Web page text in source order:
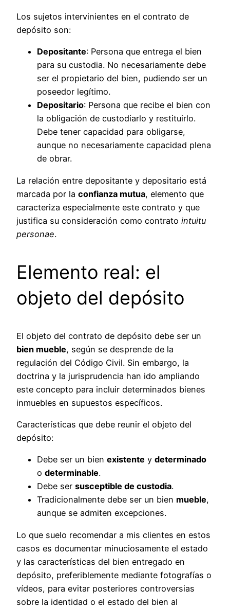
Los sujetos intervinientes en el contrato de
depósito son:
Depositante: Persona que entrega el bien
para su custodia. No necesariamente debe
ser el propietario del bien, pudiendo ser un
poseedor legítimo.
Depositario: Persona que recibe el bien con
la obligación de custodiarlo y restituirlo.
Debe tener capacidad para obligarse,
aunque no necesariamente capacidad plena
de obrar.
La relación entre depositante y depositario está
marcada por la confianza mutua, elemento que
caracteriza especialmente este contrato y que
justifica su consideración como contrato intuitu
personae.
Elemento real: el
objeto del depósito
El objeto del contrato de depósito debe ser un
bien mueble, según se desprende de la
regulación del Código Civil. Sin embargo, la
doctrina y la jurisprudencia han ido ampliando
este concepto para incluir determinados bienes
inmuebles en supuestos específicos.
Características que debe reunir el objeto del
depósito:
Debe ser un bien existente y determinado
o determinable.
Debe ser susceptible de custodia.
Tradicionalmente debe ser un bien mueble,
aunque se admiten excepciones.
Lo que suelo recomendar a mis clientes en estos
casos es documentar minuciosamente el estado
y las características del bien entregado en
depósito, preferiblemente mediante fotografías o
vídeos, para evitar posteriores controversias
sobre la identidad o el estado del bien al